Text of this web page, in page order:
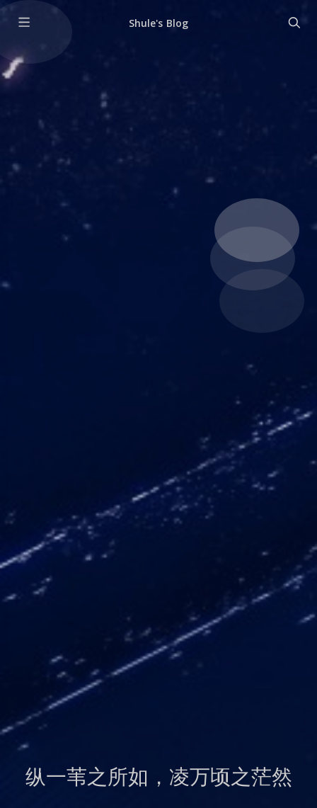
Shule's Blog
纵一苇之所如，凌万顷之茫然